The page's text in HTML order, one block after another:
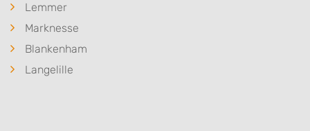
Lemmer
Marknesse
Blankenham
Langelille